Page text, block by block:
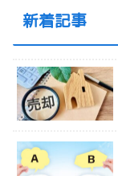
新着記事